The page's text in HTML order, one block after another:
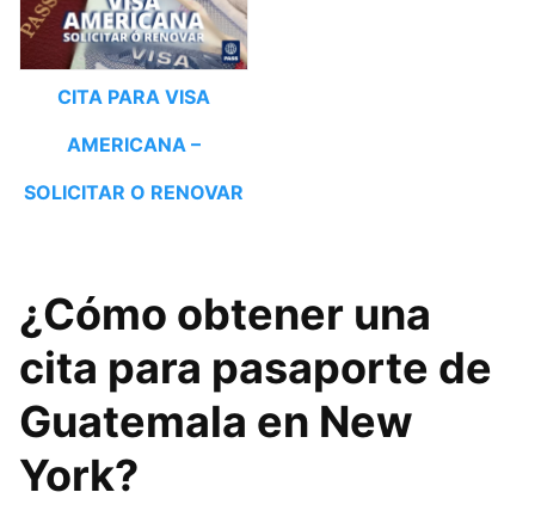
CITA PARA VISA
AMERICANA –
SOLICITAR O RENOVAR
¿Cómo obtener una
cita para pasaporte de
Guatemala en New
York?